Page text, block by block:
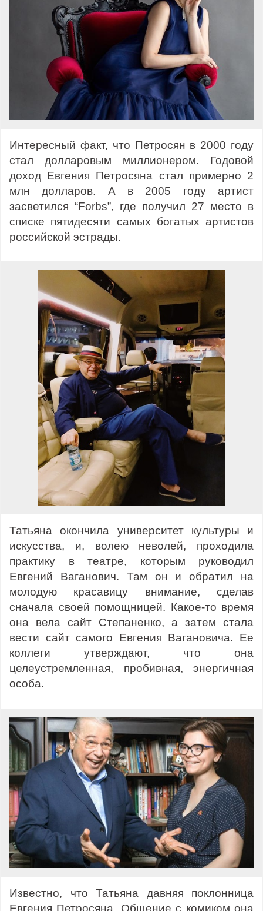
Интересный факт, что Петросян в 2000 году
стал долларовым миллионером. Годовой
доход Евгения Петросяна стал примерно 2
млн долларов. А в 2005 году артист
засветился “Forbs”, где получил 27 место в
списке пятидесяти самых богатых артистов
российской эстрады.
Татьяна окончила университет культуры и
искусства, и, волею неволей, проходила
практику в театре, которым руководил
Евгений Ваганович. Там он и обратил на
молодую красавицу внимание, сделав
сначала своей помощницей. Какое-то время
она вела сайт Степаненко, а затем стала
вести сайт самого Евгения Вагановича. Ее
коллеги утверждают, что она
целеустремленная, пробивная, энергичная
особа.
Известно, что Татьяна давняя поклонница